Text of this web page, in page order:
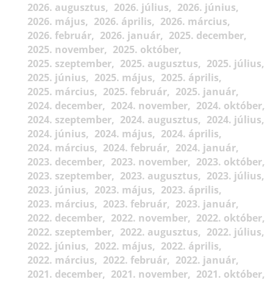
2026. augusztus 2026. július
2026. június
2026. május
2026. április
2026. március
2026. február
2026. január
2025. december
2025. november
2025. október
2025. szeptember
2025. augusztus
2025. július
2025. június
2025. május
2025. április
2025. március
2025. február
2025. január
2024. december
2024. november
2024. október
2024. szeptember
2024. augusztus
2024. július
2024. június
2024. május
2024. április
2024. március
2024. február
2024. január
2023. december
2023. november
2023. október
2023. szeptember
2023. augusztus
2023. július
2023. június
2023. május
2023. április
2023. március
2023. február
2023. január
2022. december
2022. november
2022. október
2022. szeptember
2022. augusztus
2022. július
2022. június
2022. május
2022. április
2022. március
2022. február
2022. január
2021. december
2021. november
2021. október